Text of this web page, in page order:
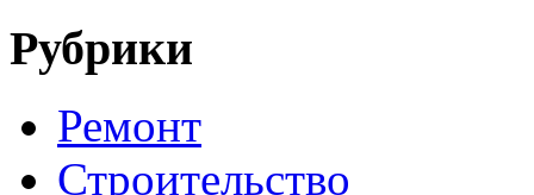
Рубрики
Ремонт
Строительство